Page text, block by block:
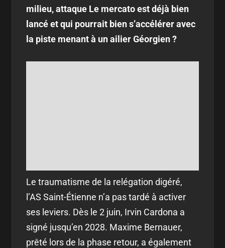
milieu, attaque Le mercato est déjà bien
lancé et qui pourrait bien s’accélérer avec
la piste menant à un ailier Géorgien ?
Le traumatisme de la relégation digéré,
l’AS Saint-Étienne n’a pas tardé à activer
ses leviers. Dès le 2 juin, Irvin Cardona a
signé jusqu’en 2028. Maxime Bernauer,
prêté lors de la phase retour, a également